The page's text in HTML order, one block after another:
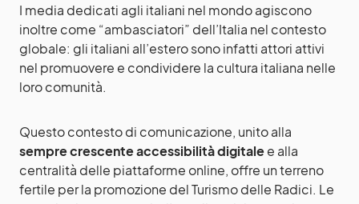
I media dedicati agli italiani nel mondo agiscono
inoltre come “ambasciatori” dell’Italia nel contesto
globale: gli italiani all’estero sono infatti attori attivi
nel promuovere e condividere la cultura italiana nelle
loro comunità.
Questo contesto di comunicazione, unito alla
sempre crescente accessibilità digitalee alla
centralità delle piattaforme online, offre un terreno
fertile per la promozione del Turismo delle Radici. Le